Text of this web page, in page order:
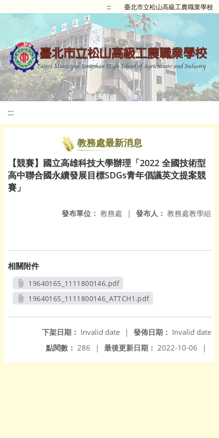
::: 臺北市立松山高級工農職業學校
:::
教務處最新消息
【競賽】國立高雄科技大學辦理「2022 全國技術型
高中聯合國永續發展目標SDGs青年倡議英文提案競
賽」
發布人： 教務處教學組
發布單位： 教務處 |
相關附件
19640165_1111800146.pdf
另開新視窗
19640165_1111800146_ATTCH1.pdf
發佈日期： Invalid date
下架日期： Invalid date
|
最後更新日期： 2022-10-06 |
點閱數： 286 |